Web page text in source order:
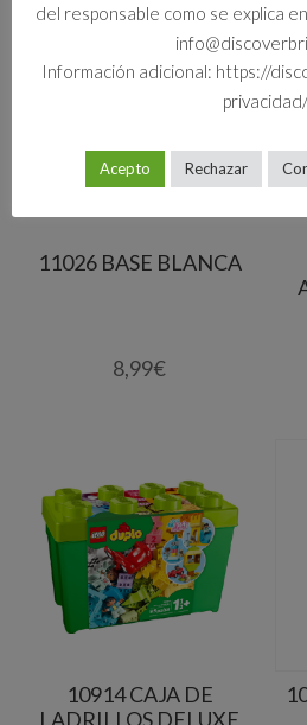
11026 BASE BLANCA
8,99€
10914 CAJA DE
LADRILLOS DELUXE
del responsable como se explica
Información adicional: https://
privacidad/
Acepto Rechazar